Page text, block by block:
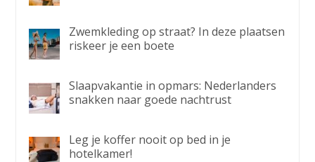
Zwemkleding op straat? In deze plaatsen
riskeer je een boete
Slaapvakantie in opmars: Nederlanders
snakken naar goede nachtrust
Leg je koffer nooit op bed in je
hotelkamer!